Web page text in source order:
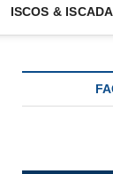
ISCOS &